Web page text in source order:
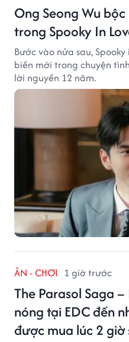
Ong Seong Wu
trong Spooky In
Bước vào nửa sau,
biến mới trong chuyện
lời nguyền 12 năm.
ĂN - CHƠI 1 giờ trước
The Parasol Saga
nóng tại EDC đến
được mua lúc 2 giờ